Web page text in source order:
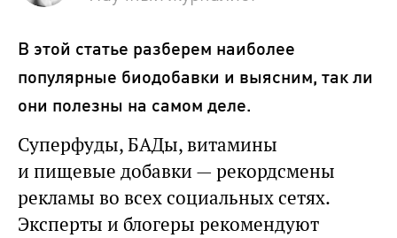
В этой статье разберем наиболее
популярные биодобавки и выясним, так ли
они полезны на самом деле.
Суперфуды, БАДы, витамины
и пищевые добавки — рекордсмены
рекламы во всех социальных сетях.
Эксперты и блогеры рекомендуют